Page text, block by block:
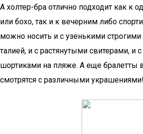
А холтер-бра отлично подходит как к
или бохо, так и к вечерним либо
можно носить и с узенькими
талией, и с растянутыми свитерами, и
шортиками на пляже. А еще бралетты
смотрятся с различными украшениями!